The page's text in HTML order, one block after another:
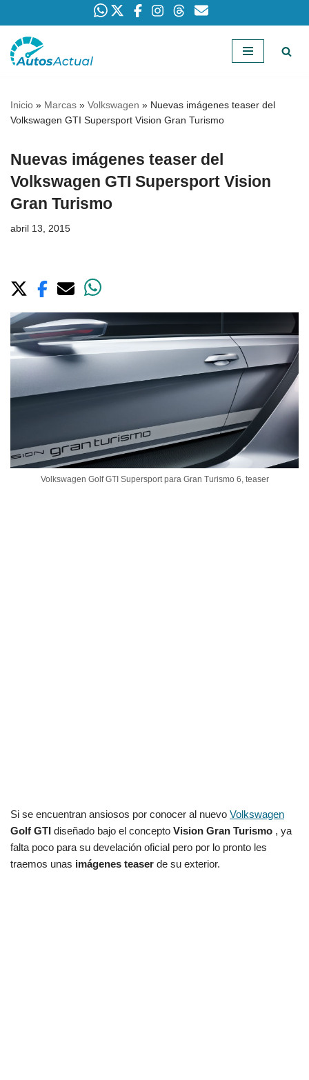
Saltar
Inicio » Marcas » Volkswagen » Nuevas imágenes teaser del
Volkswagen GTI Supersport Vision Gran Turismo
Nuevas imágenes teaser del
Volkswagen GTI Supersport Vision
Gran Turismo
abril 13, 2015
Volkswagen Golf GTI Supersport para Gran Turismo 6, teaser
Si se encuentran ansiosos por conocer al nuevo Volkswagen
Golf GTI diseñado bajo el concepto Vision Gran Turismo , ya
falta poco para su develación oficial pero por lo pronto les
traemos unas imágenes teaser de su exterior.